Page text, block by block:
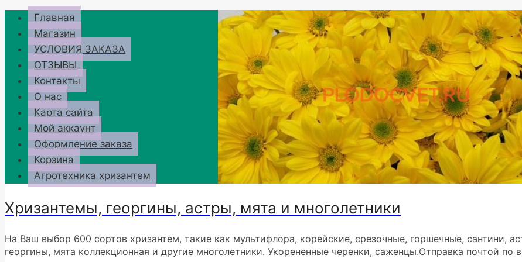
Перейти
содержимому
Главная
Магазин
УСЛОВИЯ ЗАКАЗА
ОТЗЫВЫ
Контакты
О нас
Карта сайта
Мой аккаунт
Оформление заказа
Корзина
Агротехника хризантем
Хризантемы, георгины, астры, мята и многолетники
На Ваш выбор 600 сортов хризантем, такие как мультифлора, корейские, срезочные, горшечные, сантини,
георгины, мята коллекционная и другие многолетники. Укорененные черенки, саженцы.Отправка почтой по